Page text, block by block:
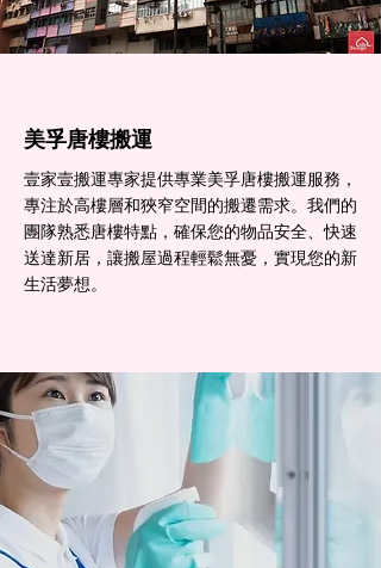
美孚​唐樓搬運
壹家壹搬運專家提供專業美孚唐樓搬運服務，
專注於高樓層和狹窄空間的搬遷需求。我們的
團隊熟悉唐樓特點，確保您的物品安全、快速
送達新居，讓搬屋過程輕鬆無憂，實現您的新
生活夢想。